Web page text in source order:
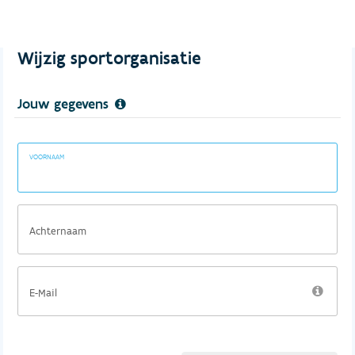
Wijzig sportorganisatie
Jouw gegevens
VOORNAAM
Achternaam
E-Mail